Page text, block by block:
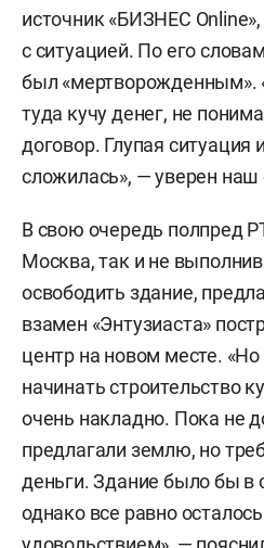
источник «БИЗНЕС
с ситуацией. По его
был «мертворожденным».
туда кучу денег, не
договор. Глупая ситуация
сложилась», — уверен наш
В свою очередь полпред
Москва, так и не
освободить здание,
взамен «Энтузиаста»
центр на новом месте.
начинать строительство
очень накладно. Пока не
предлагали землю, но
деньги. Здание было бы в
однако все равно